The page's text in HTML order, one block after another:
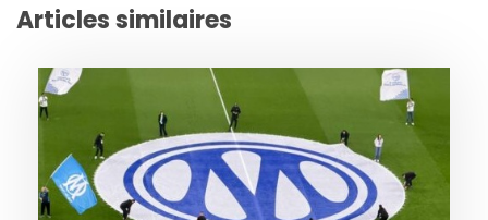
Articles similaires